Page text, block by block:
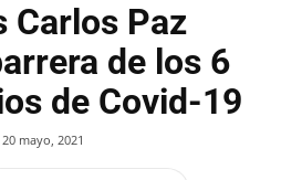
Carlos Paz
de los 6
de Covid-19
20 mayo, 2021